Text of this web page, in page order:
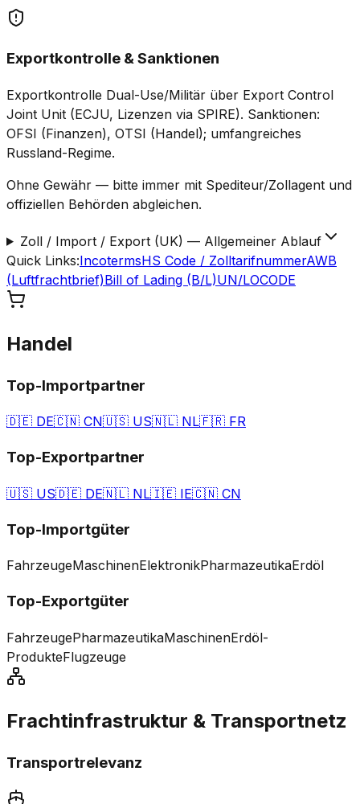
Exportkontrolle & Sanktionen
Exportkontrolle Dual-Use/Militär über Export Control
Joint Unit (ECJU, Lizenzen via SPIRE). Sanktionen:
OFSI (Finanzen), OTSI (Handel); umfangreiches
Russland-Regime.
Ohne Gewähr — bitte immer mit Spediteur/Zollagent und
offiziellen Behörden abgleichen.
Zoll / Import / Export (UK) — Allgemeiner Ablauf
Quick Links:IncotermsHS Code / ZolltarifnummerAWB
(Luftfrachtbrief)Bill of Lading (B/L)UN/LOCODE
Handel
Top-Importpartner
🇩🇪 DE🇨🇳 CN🇺🇸 US🇳🇱 NL🇫🇷 FR
Top-Exportpartner
🇺🇸 US🇩🇪 DE🇳🇱 NL🇮🇪 IE🇨🇳 CN
Top-Importgüter
FahrzeugeMaschinenElektronikPharmazeutikaErdöl
Top-Exportgüter
FahrzeugePharmazeutikaMaschinenErdöl-
ProdukteFlugzeuge
Frachtinfrastruktur & Transportnetz
Transportrelevanz